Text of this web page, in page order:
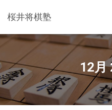
桜井将棋塾
12月